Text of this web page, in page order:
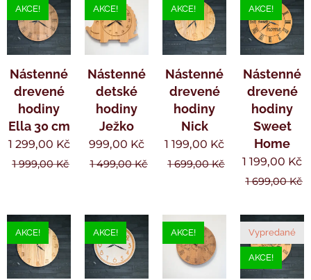
Nástenné
drevené
hodiny
Ella 30 cm
AKCE!
1 299,00 Kč
1 999,00Kč
Nástenné
detské
hodiny
Ježko
AKCE!
999,00 Kč
1 499,00Kč
Nástenné
drevené
hodiny
Nick
AKCE!
1 199,00 Kč
1 699,00Kč
Nástenné
drevené
hodiny
Sweet
Home
AKCE!
1 199,00 Kč
1 699,00Kč
AKCE! AKCE! AKCE! Vypredané
AKCE!